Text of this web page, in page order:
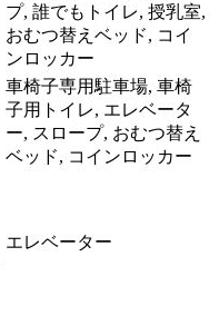
プ, 誰でもトイレ, 授乳室,
おむつ替えベッド, コイ
ンロッカー
車椅子専用駐車場, 車椅
子用トイレ, エレベータ
ー, スロープ, おむつ替え
ベッド, コインロッカー
エレベーター